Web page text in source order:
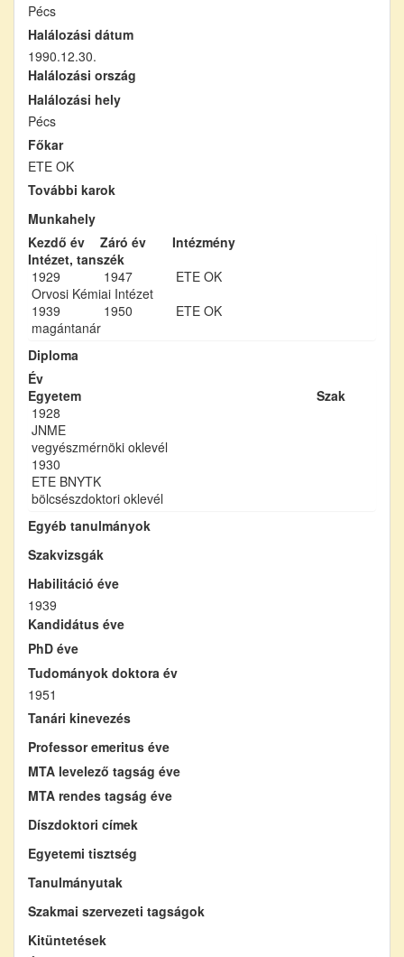
Pécs
Halálozási dátum
1990.12.30.
Halálozási ország
Halálozási hely
Pécs
Főkar
ETE OK
További karok
Munkahely
Kezdő év
Záró év
Intézmény
Intézet, tanszék
1929
1947
ETE OK
Orvosi Kémiai Intézet
1939
1950
ETE OK
magántanár
Diploma
Év
Egyetem
Szak
1928
JNME
vegyészmérnöki oklevél
1930
ETE BNYTK
bölcsészdoktori oklevél
Egyéb tanulmányok
Szakvizsgák
Habilitáció éve
1939
Kandidátus éve
PhD éve
Tudományok doktora év
1951
Tanári kinevezés
Professor emeritus éve
MTA levelező tagság éve
MTA rendes tagság éve
Díszdoktori címek
Egyetemi tisztség
Tanulmányutak
Szakmai szervezeti tagságok
Kitüntetések